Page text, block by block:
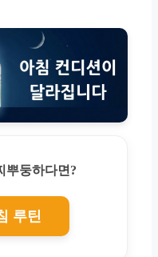
뿌둥하다면?
루틴